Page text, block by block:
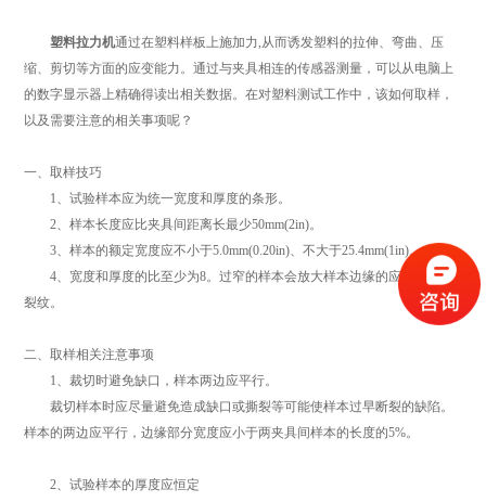
塑料拉力机通过在塑料样板上施加力,从而诱发塑料的拉伸、弯曲、压
缩、剪切等方面的应变能力。通过与夹具相连的传感器测量，可以从电脑上
的数字显示器上精确得读出相关数据。在对塑料测试工作中，该如何取样，
以及需要注意的相关事项呢？
一、取样技巧
1、试验样本应为统一宽度和厚度的条形。
2、样本长度应比夹具间距离长最少50mm(2in)。
3、样本的额定宽度应不小于5.0mm(0.20in)、不大于25.4mm(1in)。
4、宽度和厚度的比至少为8。过窄的样本会放大样本边缘的应变情况和
裂纹。
二、取样相关注意事项
1、裁切时避免缺口，样本两边应平行。
裁切样本时应尽量避免造成缺口或撕裂等可能使样本过早断裂的缺陷。
样本的两边应平行，边缘部分宽度应小于两夹具间样本的长度的5%。
2、试验样本的厚度应恒定